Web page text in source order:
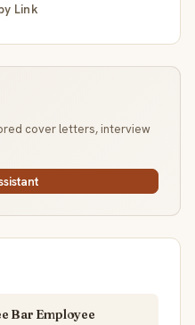
Link
cover letters, interview
Bar Employee